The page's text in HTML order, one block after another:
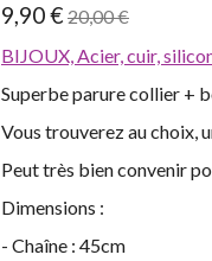
9,90 € 20,00 €
BIJOUX,Acier, cuir,
Superbe parure collier +
Vous trouverez au choix,
Peut très bien convenir
Dimensions :
- Chaîne : 45cm